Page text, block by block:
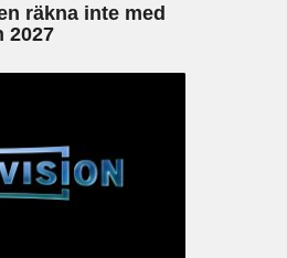
räkna inte med
2027